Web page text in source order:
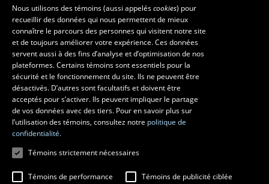
La Faculté et ses écoles
Faculté d’aménagement, d’architecture, d’art et de design
École d’art
École supérieure d’aménagement du territoire et de développement
régional
École d’architecture
École de design
Nous utilisons des témoins (aussi appeléscookies) pour
recueillir des données qui nous permettent de mieux
connaître le parcours des personnes qui visitent notre site
et de toujours améliorer votre expérience. Ces données
servent aussi à des fins d’analyse et d’optimisation de nos
plateformes. Certains témoins sont essentiels pour la
sécurité et le fonctionnement du site. Ils ne peuvent être
désactivés. D’autres sont facultatifs et doivent être
acceptés pour s’activer. Ils peuvent impliquer le partage
de vos données avec des tiers. Pour en savoir plus sur
l’utilisation des témoins, consultez notre politique de
confidentialité.
Témoins strictement nécessaires
Témoins de performance Témoins de publicité ciblée